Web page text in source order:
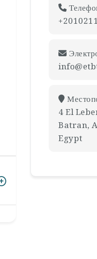
4 El
Batran,
Egypt